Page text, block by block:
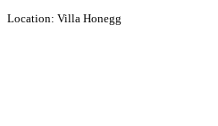
Location: Villa Honegg